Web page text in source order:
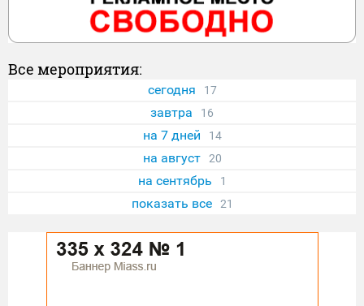
Все мероприятия:
сегодня 17
завтра 16
на 7 дней 14
на август 20
на сентябрь 1
показать все 21